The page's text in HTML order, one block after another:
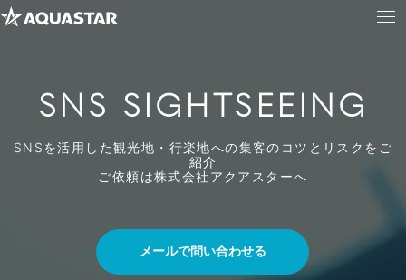
SNS SIGHTSEEING
SNSを活用した観光地・行楽地への集客のコツとリスクをご
紹介
ご依頼は株式会社アクアスターへ
メールで問い合わせる